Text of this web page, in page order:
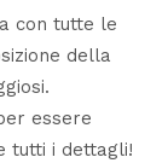
con tutte le
della
essere
tutti i dettagli!